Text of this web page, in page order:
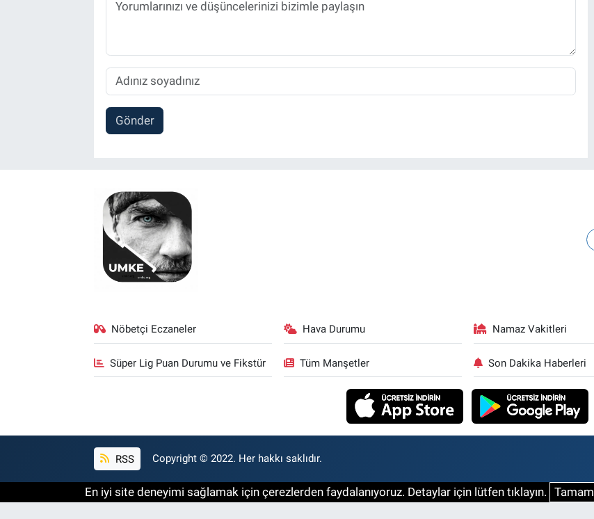
Gönder
Nöbetçi Eczaneler Hava Durumu Namaz Vakitleri
Süper Lig Puan Durumu ve Fikstür Tüm Manşetler Son Dakika Haberleri
RSS Copyright © 2022. Her hakkı saklıdır.
En iyi site deneyimi sağlamak için çerezlerden faydalanıyoruz. Detaylar için lütfen tıklayın. Tamam